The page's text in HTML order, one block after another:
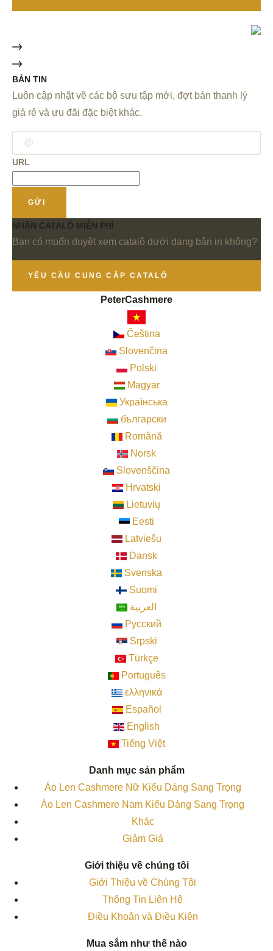
BẢN TIN
Luôn cập nhật về các bộ sưu tập mới, đợt bán thanh lý
giá rẻ và ưu đãi đặc biệt khác.
URL
GỬI
NHẬN CATALÔ MIỄN PHÍ
Bạn có muốn duyệt xem catalô dưới dạng bản in không?
YÊU CẦU CUNG CẤP CATALÔ
PeterCashmere
Čeština
Slovenčina
Polski
Magyar
Українська
български
Română
Norsk
Slovenščina
Hrvatski
Lietuvių
Eesti
Latviešu
Dansk
Svenska
Suomi
العربية
Pусский
Srpski
Türkçe
Português
ελληνικά
Español
English
Tiếng Việt
Danh mục sản phẩm
Áo Len Cashmere Nữ Kiểu Dáng Sang Trọng
Áo Len Cashmere Nam Kiểu Dáng Sang Trọng
Khác
Giảm Giá
Giới thiệu về chúng tôi
Giới Thiệu về Chúng Tôi
Thông Tin Liên Hệ
Điều Khoản và Điều Kiện
Mua sắm như thế nào